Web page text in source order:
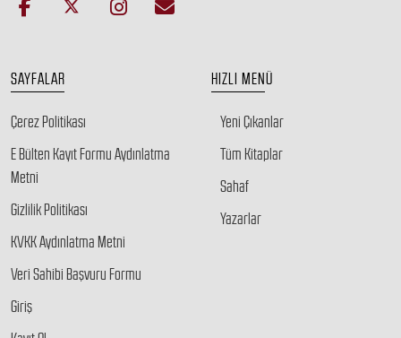
SAYFALAR
Çerez Politikası
E Bülten Kayıt Formu Aydınlatma
Metni
Gizlilik Politikası
KVKK Aydınlatma Metni
Veri Sahibi Başvuru Formu
Giriş
HIZLI MENÜ
Yeni Çıkanlar
Tüm Kitaplar
Sahaf
Yazarlar